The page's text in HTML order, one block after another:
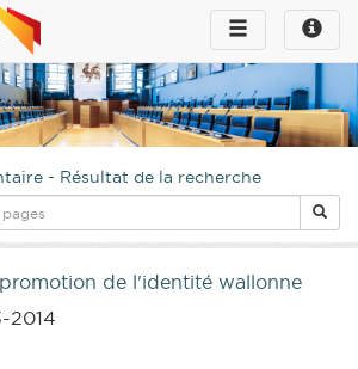
Toggle
infos
Toggle
navigation
- Résultat de la recherche
de l'identité wallonne
2014